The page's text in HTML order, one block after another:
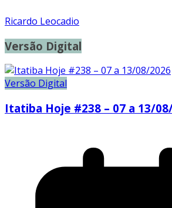
Ricardo Leocadio
Versão Digital
Versão Digital
Itatiba Hoje #238 – 07 a 13/